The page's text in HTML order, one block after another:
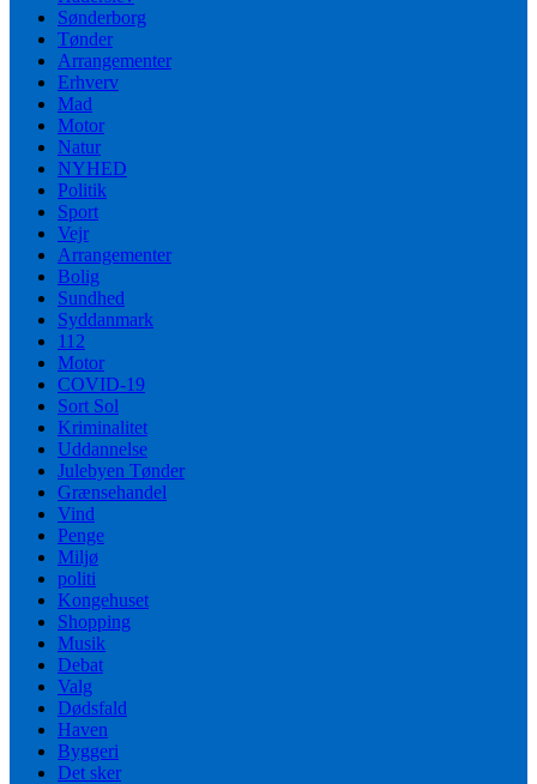
Sønderborg
Tønder
Arrangementer
Erhverv
Mad
Motor
Natur
NYHED
Politik
Sport
Vejr
Arrangementer
Bolig
Sundhed
Syddanmark
112
Motor
COVID-19
Sort Sol
Kriminalitet
Uddannelse
Julebyen Tønder
Grænsehandel
Vind
Penge
Miljø
politi
Kongehuset
Shopping
Musik
Debat
Valg
Dødsfald
Haven
Byggeri
Det sker